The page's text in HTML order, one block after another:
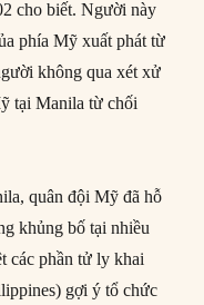
cho biết. Người này
phía Mỹ xuất phát từ
không qua xét xử
tại Manila từ chối
quân đội Mỹ đã hỗ
khủng bố tại nhiều
các phần tử ly khai
gợi ý tổ chức